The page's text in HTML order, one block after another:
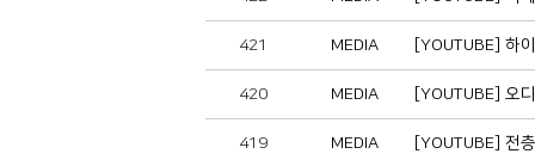
421 MEDIA [YOUTUBE] 하이
420 MEDIA [YOUTUBE] 오디
419 MEDIA [YOUTUBE] 전